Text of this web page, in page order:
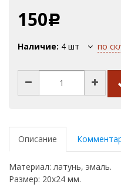
150Р
Наличие: 4 шт по
Описание
Материал: латунь, эмаль.
Размер: 20х24 мм.